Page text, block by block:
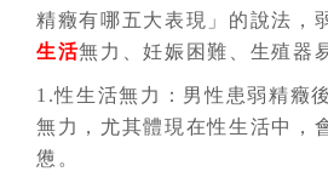
精癥有哪五大表現」的說法，
生活無力、妊娠困難、生殖器
1.性生活無力：男性患弱精癥
無力，尤其體現在性生活中，
憊。